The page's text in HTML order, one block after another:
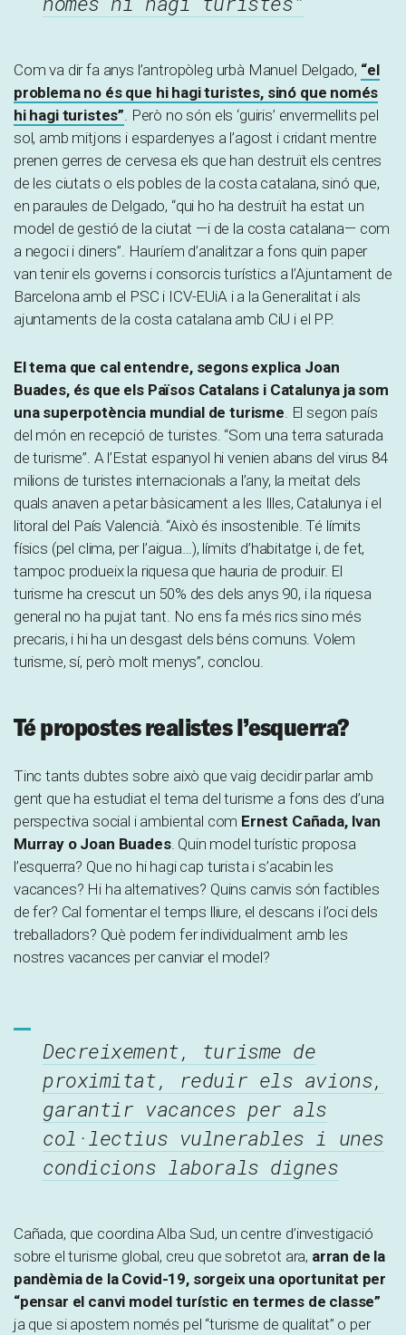
Com va dir fa anys l’antropòleg urbà Manuel Delgado, “el
problema no és que hi hagi turistes, sinó que només
hi hagi turistes”. Però no són els ‘guiris’ envermellits pel
sol, amb mitjons i espardenyes a l’agost i cridant mentre
prenen gerres de cervesa els que han destruït els centres
de les ciutats o els pobles de la costa catalana, sinó que,
en paraules de Delgado, “qui ho ha destruït ha estat un
model de gestió de la ciutat —i de la costa catalana— com
a negoci i diners”. Hauríem d’analitzar a fons quin paper
van tenir els governs i consorcis turístics a l’Ajuntament de
Barcelona amb el PSC i ICV-EUiA i a la Generalitat i als
ajuntaments de la costa catalana amb CiU i el PP.
El tema que cal entendre, segons explica Joan
Buades, és que els Països Catalans i Catalunya ja som
una superpotència mundial de turisme. El segon país
del món en recepció de turistes. “Som una terra saturada
de turisme”. A l’Estat espanyol hi venien abans del virus 84
milions de turistes internacionals a l’any, la meitat dels
quals anaven a petar bàsicament a les Illes, Catalunya i el
litoral del País Valencià. “Això és insostenible. Té límits
físics (pel clima, per l’aigua…), límits d’habitatge i, de fet,
tampoc produeix la riquesa que hauria de produir. El
turisme ha crescut un 50% des dels anys 90, i la riquesa
general no ha pujat tant. No ens fa més rics sino més
precaris, i hi ha un desgast dels béns comuns. Volem
turisme, sí, però molt menys”, conclou.
Té propostes realistes l’esquerra?
Tinc tants dubtes sobre això que vaig decidir parlar amb
gent que ha estudiat el tema del turisme a fons des d’una
perspectiva social i ambiental com Ernest Cañada, Ivan
Murray o Joan Buades. Quin model turístic proposa
l’esquerra? Que no hi hagi cap turista i s’acabin les
vacances? Hi ha alternatives? Quins canvis són factibles
de fer? Cal fomentar el temps lliure, el descans i l’oci dels
treballadors? Què podem fer individualment amb les
nostres vacances per canviar el model?
Decreixement, turisme de
proximitat, reduir els avions,
garantir vacances per als
col·lectius vulnerables i unes
condicions laborals dignes
Cañada, que coordina Alba Sud, un centre d’investigació
sobre el turisme global, creu que sobretot ara, arran de la
pandèmia de la Covid-19, sorgeix una oportunitat per
“pensar el canvi model turístic en termes de classe”
ja que si apostem només pel “turisme de qualitat” o per